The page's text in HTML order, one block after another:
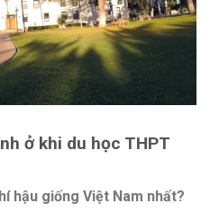
ở khi du học THPT
hậu giống Việt Nam nhất?